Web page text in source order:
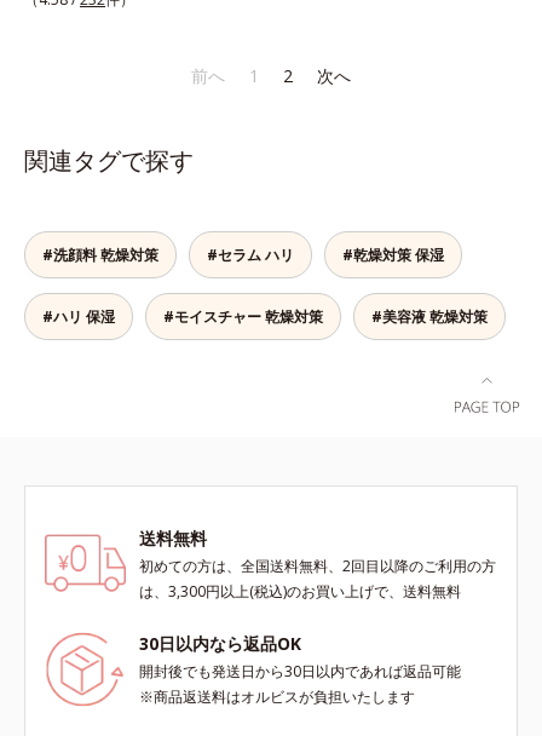
いシートが肌にピタッと密着し、む
プインタビューより抜粋（N＝20代
後半：3人、30代前半：1人、30代
後半：4人、40代前半：1人）*3 肌
の乾燥によるくすみ、キメの乱れを
ー葉エキス*4 植物性保湿成分＝ゴ
レンシ葉エキス*5 乾燥による肌の
に吸い付くようなしっとりもちもち
ベールで、乾燥を寄せつけないもち
肌ボディを長時間キープします。
てください。
側(*2)からバリア機能にアプローチ
して、うるおいをキープ。さらに紫
かけてダウンしていくハリの低下を
予防。朝の“ピーク肌”が長時間続き
ます。UVカット効果と肌をトーン
アップさせる効果(*4)があり、朝の
メイク前のスキンケアにぴったり。
前へ 1 2 次へ
関連タグで探す
#洗顔料 乾燥対策 #セラム ハリ #乾燥対策 保湿
#ハリ 保湿 #モイスチャー 乾燥対策 #美容液 乾燥対策
送料無料
初めての方は、全国送料無料、2回目以降のご利用の方
は、3,300円以上(税込)のお買い上げで、送料無料
30日以内なら返品OK
開封後でも発送日から30日以内であれば返品可能
※商品返送料はオルビスが負担いたします